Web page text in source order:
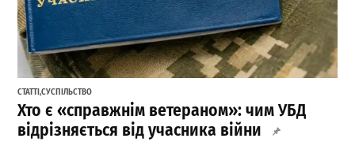
СТАТТІ,СУСПІЛЬСТВО
Хто є «справжнім ветераном»: чим УБД
відрізняється від учасника війни